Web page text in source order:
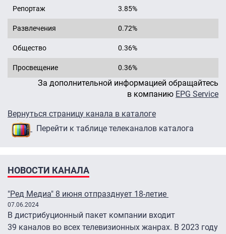
Репортаж 3.85%
Развлечения 0.72%
Общество 0.36%
Просвещение 0.36%
За дополнительной информацией обращайтесь
в компанию EPG Service
Вернуться страницу канала в каталоге
Перейти к таблице телеканалов каталога
НОВОСТИ КАНАЛА
"Ред Медиа" 8 июня отпразднует 18-летие
07.06.2024
В дистрибуционный пакет компании входит
39 каналов во всех телевизионных жанрах. В 2023 году